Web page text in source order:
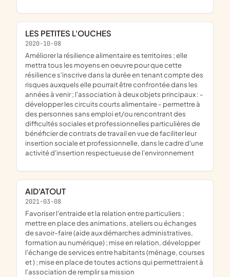
LES PETITES L'OUCHES
2020-10-08
améliorer la résilience alimentaire es territoires ; elle
mettra tous les moyens en oeuvre pour que cette
résilience s'inscrive dans la durée en tenant compte des
risques auxquels elle pourrait être confrontée dans les
années à venir ; l'association à deux objets principaux : -
développer les circuits courts alimentaire - permettre à
des personnes sans emploi et/ou rencontrant des
difficultés sociales et professionnelles particulières de
bénéficier de contrats de travail en vue de faciliter leur
insertion sociale et professionnelle, dans le cadre d'une
activité d'insertion respectueuse de l'environnement
AID'ATOUT
2021-03-08
favoriser l'entraide et la relation entre particuliers ;
mettre en place des animations, ateliers ou échanges
de savoir-faire (aide aux démarches administratives,
formation au numérique) ; mise en relation, développer
l'échange de services entre habitants (ménage, courses
et ) ; mise en place de toutes actions qui permettraient à
l'association de remplir sa mission